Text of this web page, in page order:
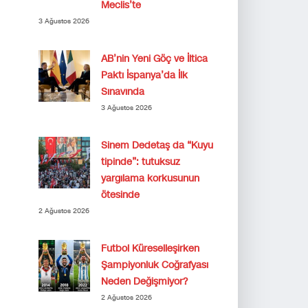
Meclis’te
3 Ağustos 2026
AB’nin Yeni Göç ve İltica
Paktı İspanya’da İlk
Sınavında
3 Ağustos 2026
Sinem Dedetaş da “Kuyu
tipinde”: tutuksuz
yargılama korkusunun
ötesinde
2 Ağustos 2026
Futbol Küreselleşirken
Şampiyonluk Coğrafyası
Neden Değişmiyor?
2 Ağustos 2026